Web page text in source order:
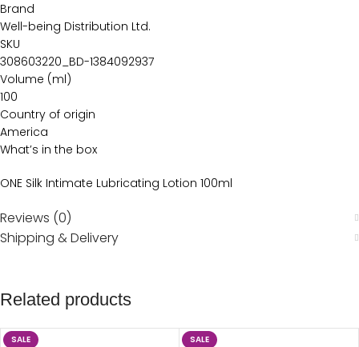
Brand
Well-being Distribution Ltd.
SKU
308603220_BD-1384092937
Volume (ml)
100
Country of origin
America
What’s in the box
ONE Silk Intimate Lubricating Lotion 100ml
Reviews (0)
Shipping & Delivery
Related products
SALE
SALE